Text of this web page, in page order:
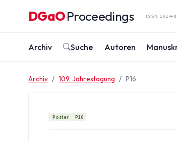
DGaO·Proceedings ISSN 1614-
Archiv Suche Autoren
Archiv 109. Jahrestagung P16
Poster P16